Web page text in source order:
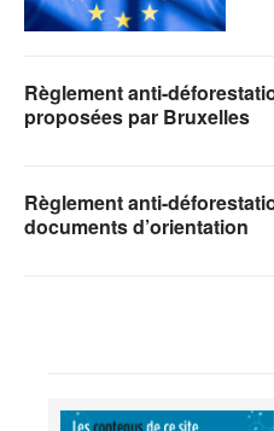
Règlement anti-
proposées par Bruxelles
Règlement anti-
documents d’orientation